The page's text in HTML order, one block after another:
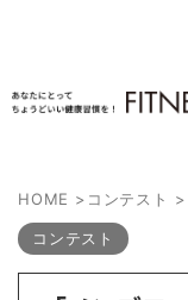
HOME > コンテスト >
コンテスト